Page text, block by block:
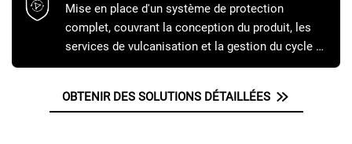
Mise en place d'un système de protection
complet, couvrant la conception du produit, les
services de vulcanisation et la gestion du cycle de
vie, garantissant un fonctionnement sûr et sans
OBTENIR DES SOLUTIONS DÉTAILLÉES